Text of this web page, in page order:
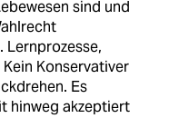
sind und
Lernprozesse,
Konservativer
Es
hinweg akzeptiert